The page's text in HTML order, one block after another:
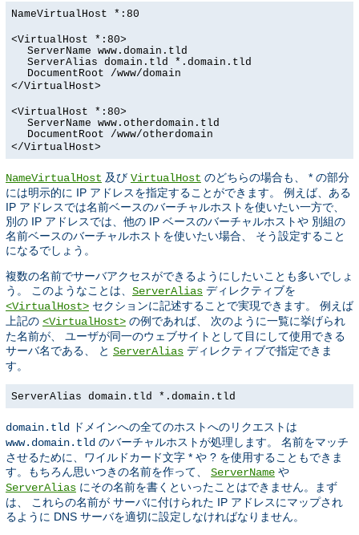
NameVirtualHost *:80
<VirtualHost *:80>
ServerName www.domain.tld
ServerAlias domain.tld *.domain.tld
DocumentRoot /www/domain
</VirtualHost>
<VirtualHost *:80>
ServerName www.otherdomain.tld
DocumentRoot /www/otherdomain
</VirtualHost>
NameVirtualHost 及び VirtualHost のどちらの場合も、 * の部分
には明示的に IP アドレスを指定することができます。 例えば、ある
IP アドレスでは名前ベースのバーチャルホストを使いたい一方で、
別の IP アドレスでは、他の IP ベースのバーチャルホストや 別組の
名前ベースのバーチャルホストを使いたい場合、 そう設定すること
になるでしょう。
複数の名前でサーバアクセスができるようにしたいことも多いでしょ
う。 このようなことは、 ServerAlias ディレクティブを
<VirtualHost> セクションに記述することで実現できます。 例えば
上記の <VirtualHost> の例であれば、 次のように一覧に挙げられ
た名前が、 ユーザが同一のウェブサイトとして目にして使用できる
サーバ名である、 と ServerAlias ディレクティブで指定できま
す。
ServerAlias domain.tld *.domain.tld
domain.tld ドメインへの全てのホストへのリクエストは
www.domain.tld のバーチャルホストが処理します。 名前をマッチ
させるために、ワイルドカード文字 * や ? を使用することもできま
す。もちろん思いつきの名前を作って、 ServerName や
ServerAlias にその名前を書くといったことはできません。まず
は、 これらの名前が サーバに付けられた IP アドレスにマップされ
るように DNS サーバを適切に設定しなければなりません。